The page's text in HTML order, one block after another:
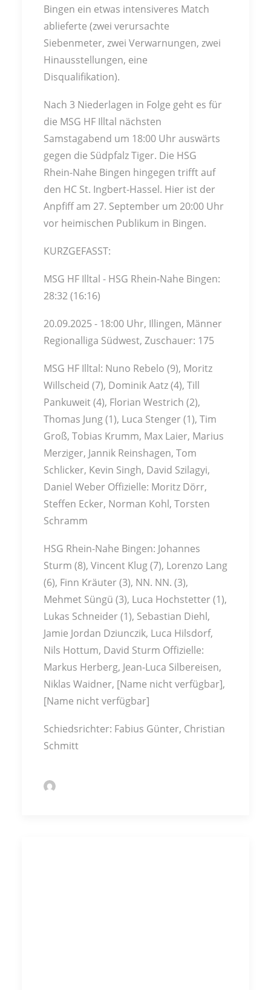
Bingen ein etwas intensiveres Match
ablieferte (zwei verursachte
Siebenmeter, zwei Verwarnungen, zwei
Hinausstellungen, eine
Disqualifikation).
Nach 3 Niederlagen in Folge geht es für
die MSG HF Illtal nächsten
Samstagabend um 18:00 Uhr auswärts
gegen die Südpfalz Tiger. Die HSG
Rhein-Nahe Bingen hingegen trifft auf
den HC St. Ingbert-Hassel. Hier ist der
Anpfiff am 27. September um 20:00 Uhr
vor heimischen Publikum in Bingen.
KURZGEFASST:
MSG HF Illtal - HSG Rhein-Nahe Bingen:
28:32 (16:16)
20.09.2025 - 18:00 Uhr, Illingen, Männer
Regionalliga Südwest, Zuschauer: 175
MSG HF Illtal: Nuno Rebelo (9), Moritz
Willscheid (7), Dominik Aatz (4), Till
Pankuweit (4), Florian Westrich (2),
Thomas Jung (1), Luca Stenger (1), Tim
Groß, Tobias Krumm, Max Laier, Marius
Merziger, Jannik Reinshagen, Tom
Schlicker, Kevin Singh, David Szilagyi,
Daniel Weber Offizielle: Moritz Dörr,
Steffen Ecker, Norman Kohl, Torsten
Schramm
HSG Rhein-Nahe Bingen: Johannes
Sturm (8), Vincent Klug (7), Lorenzo Lang
(6), Finn Kräuter (3), NN. NN. (3),
Mehmet Süngü (3), Luca Hochstetter (1),
Lukas Schneider (1), Sebastian Diehl,
Jamie Jordan Dziunczik, Luca Hilsdorf,
Nils Hottum, David Sturm Offizielle:
Markus Herberg, Jean-Luca Silbereisen,
Niklas Waidner, [Name nicht verfügbar],
[Name nicht verfügbar]
Schiedsrichter: Fabius Günter, Christian
Schmitt